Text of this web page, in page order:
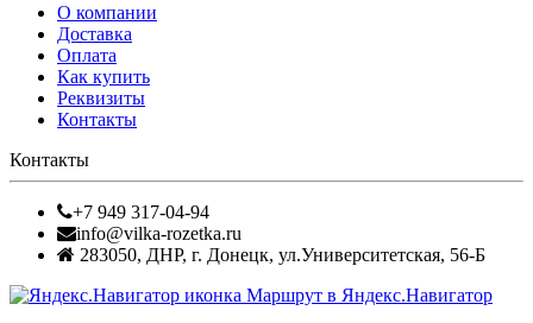
О компании
Доставка
Оплата
Как купить
Реквизиты
Контакты
Контакты
+7 949 317-04-94
info@vilka-rozetka.ru
283050, ДНР, г. Донецк, ул.Университетская, 56-Б
Маршрут в Яндекс.Навигатор